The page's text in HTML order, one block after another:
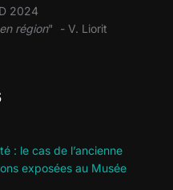
2024
région" - V. Liorit
: le cas de l’ancienne
exposées au Musée